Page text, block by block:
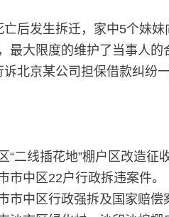
后发生拆迁，家中5个妹
最大限度的维护了当事人的
北京某公司担保借款纠纷
“二线插花地”棚户区改造征
市中区22户行政拆违案件。
市中区行政强拆及国家赔偿